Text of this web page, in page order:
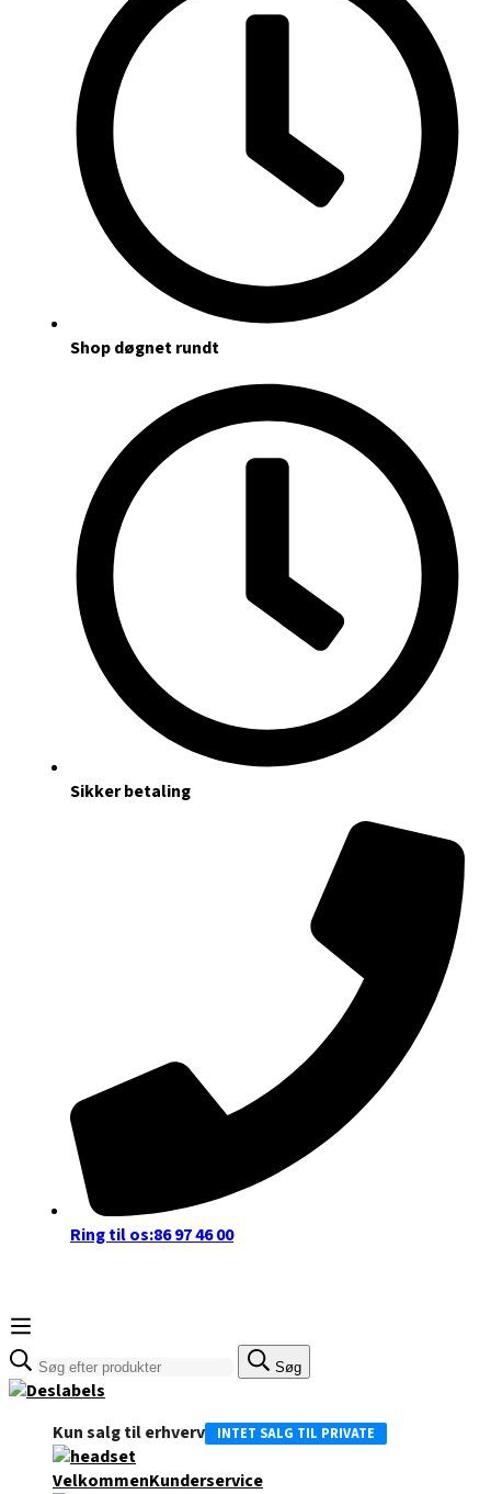
Shop døgnet rundt
Sikker betaling
Ring til os:86 97 46 00
Søge
efter:
Søg
Kun salg til erhverv INTET SALG TIL PRIVATE
VelkommenKunderservice